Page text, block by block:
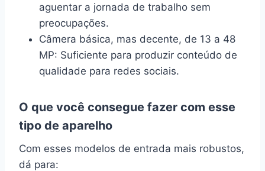
aguentar a jornada de trabalho sem
preocupações.
Câmera básica, mas decente, de 13 a 48
MP: Suficiente para produzir conteúdo de
qualidade para redes sociais.
O que você consegue fazer com esse
tipo de aparelho
Com esses modelos de entrada mais robustos,
dá para: